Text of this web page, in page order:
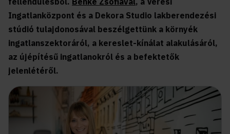
Ingatlanközpont és a Dekora Studio lakberendezési
stúdió tulajdonosával beszélgettünk a környék
ingatlanszektoráról, a kereslet-kínálat alakulásáról,
az újépítésű ingatlanokról és a befektetők
jelenlétéről.